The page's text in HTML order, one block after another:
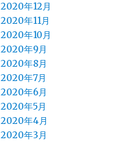
2020年12月
2020年11月
2020年10月
2020年9月
2020年8月
2020年7月
2020年6月
2020年5月
2020年4月
2020年3月